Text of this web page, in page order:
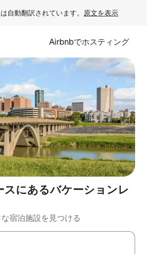
自動翻訳されています。 原文を表示
Airbnbでホスティング
スにあるバケーションレ
宿泊施設を見つける
たら、上下の矢印キーを使って移動するか